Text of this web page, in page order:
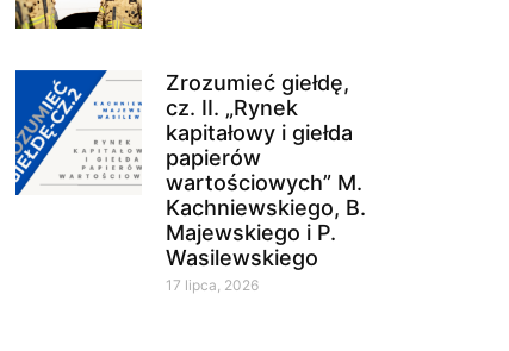
Zrozumieć giełdę,
cz. II. „Rynek
kapitałowy i giełda
papierów
wartościowych” M.
Kachniewskiego, B.
Majewskiego i P.
Wasilewskiego
17 lipca, 2026